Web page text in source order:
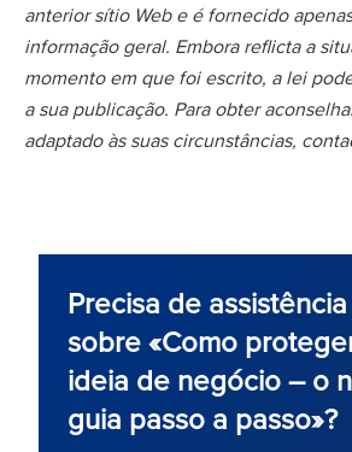
anterior sítio Web e é fornecido
informação geral. Embora reflicta a
momento em que foi escrito, a lei
a sua publicação. Para obter
adaptado às suas circunstâncias,
Precisa de
sobre «Como
ideia de negócio – o
guia passo a passo»?